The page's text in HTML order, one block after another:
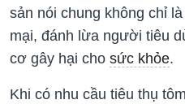
sản nói chung không chỉ
mại, đánh lừa người tiêu
cơ gây hại cho sức khỏe.
Khi có nhu cầu tiêu thụ